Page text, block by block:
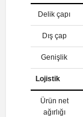
Delik çapı
Dış çap
Genişlik
Lojistik
Ürün net
ağırlığı